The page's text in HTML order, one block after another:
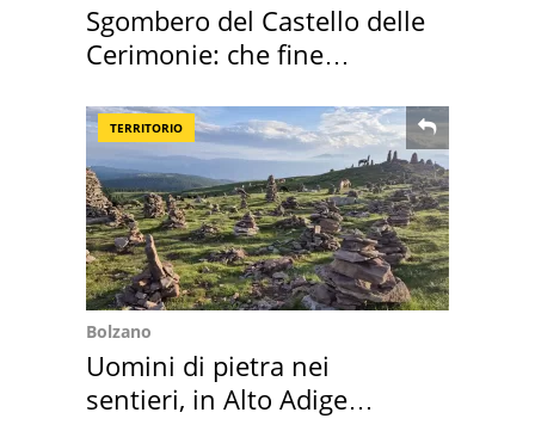
Sgombero del Castello delle
Cerimonie: che fine
TERRITORIO
Bolzano
Uomini di pietra nei
sentieri, in Alto Adige